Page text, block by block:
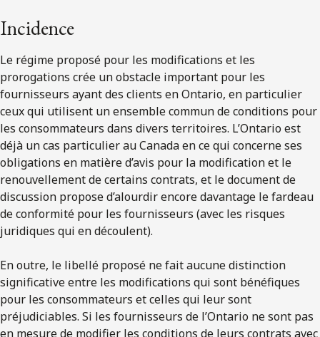
Incidence
Le régime proposé pour les modifications et les
prorogations crée un obstacle important pour les
fournisseurs ayant des clients en Ontario, en particulier
ceux qui utilisent un ensemble commun de conditions pour
les consommateurs dans divers territoires. L’Ontario est
déjà un cas particulier au Canada en ce qui concerne ses
obligations en matière d’avis pour la modification et le
renouvellement de certains contrats, et le document de
discussion propose d’alourdir encore davantage le fardeau
de conformité pour les fournisseurs (avec les risques
juridiques qui en découlent).
En outre, le libellé proposé ne fait aucune distinction
significative entre les modifications qui sont bénéfiques
pour les consommateurs et celles qui leur sont
préjudiciables. Si les fournisseurs de l’Ontario ne sont pas
en mesure de modifier les conditions de leurs contrats avec